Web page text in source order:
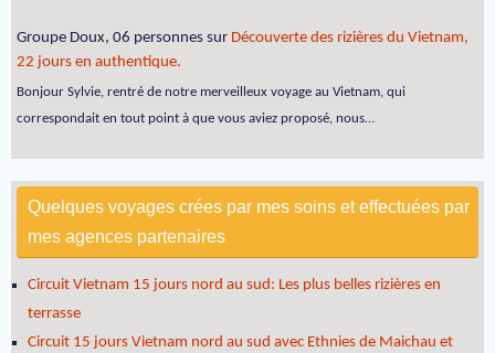
Groupe Doux, 06 personnes sur Découverte des rizières du Vietnam,
22 jours en authentique.
Bonjour Sylvie, rentré de notre merveilleux voyage au Vietnam, qui
correspondait en tout point à que vous aviez proposé, nous…
Quelques voyages crées par mes soins et effectuées par
mes agences partenaires
Circuit Vietnam 15 jours nord au sud: Les plus belles rizières en
terrasse
Circuit 15 jours Vietnam nord au sud avec Ethnies de Maichau et